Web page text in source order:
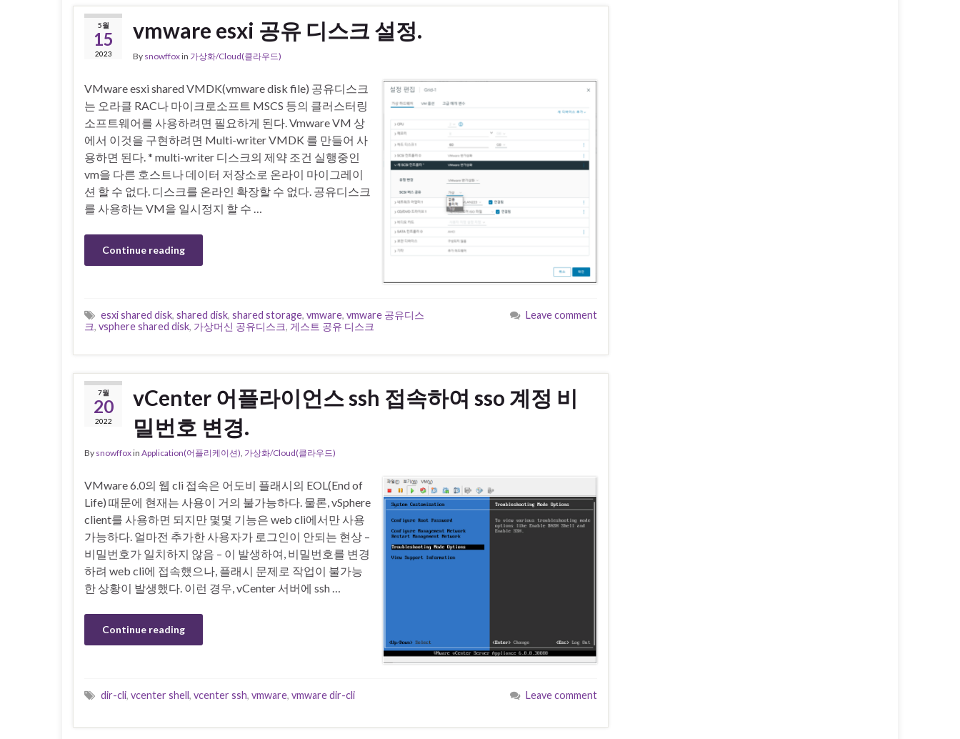
5월
15
2023
vmware esxi 공유 디스크 설정.
By snowffoxin 가상화/Cloud(클라우드)
VMware esxi shared VMDK(vmware disk file) 공유디스크
는 오라클 RAC나 마이크로소프트 MSCS 등의 클러스터링
소프트웨어를 사용하려면 필요하게 된다. Vmware VM 상
에서 이것을 구현하려면 Multi-writer VMDK 를 만들어 사
용하면 된다. * multi-writer 디스크의 제약 조건 실행중인
vm을 다른 호스트나 데이터 저장소로 온라이 마이그레이
션 할 수 없다. 디스크를 온라인 확장할 수 없다. 공유디스크
를 사용하는 VM을 일시정지 할 수 …
Continue reading
esxi shared disk, shared disk, shared storage, vmware, vmware 공유디스
크, vsphere shared disk, 가상머신 공유디스크, 게스트 공유 디스크
Leave comment
7월
20
2022
vCenter 어플라이언스 ssh 접속하여 sso 계정 비
밀번호 변경.
By snowffoxin Application(어플리케이션) 가상화/Cloud(클라우드)
VMware 6.0의 웹 cli 접속은 어도비 플래시의 EOL(End of
Life) 때문에 현재는 사용이 거의 불가능하다. 물론, vSphere
client를 사용하면 되지만 몇몇 기능은 web cli에서만 사용
가능하다. 얼마전 추가한 사용자가 로그인이 안되는 현상 –
비밀번호가 일치하지 않음 – 이 발생하여, 비밀번호를 변경
하려 web cli에 접속했으나, 플래시 문제로 작업이 불가능
한 상황이 발생했다. 이런 경우, vCenter 서버에 ssh …
Continue reading
dir-cli, vcenter shell, vcenter ssh, vmware, vmware dir-cli Leave comment